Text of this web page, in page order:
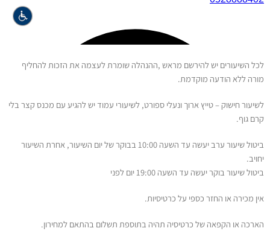
לכל השיעורים יש להירשם מראש ,ההנהלה שומרת לעצמה את הזכות להחליף
מורה ללא הודעה מוקדמת.
לשיעור חישוק – טייץ ארוך ונעלי ספורט, לשיעורי עמוד יש להגיע עם מכנס קצר בלי
קרם גוף.
ביטול שיעור ערב יעשה עד השעה 10:00 בבוקר של יום השיעור, אחרת השיעור
יחויב.
ביטול שיעור בוקר יעשה עד השעה 19:00 יום לפני
אין מכירה או החזר כספי על כרטיסיות.
הארכה או הקפאה של כרטיסיה תהיה בתוספת תשלום בהתאם למחירון.